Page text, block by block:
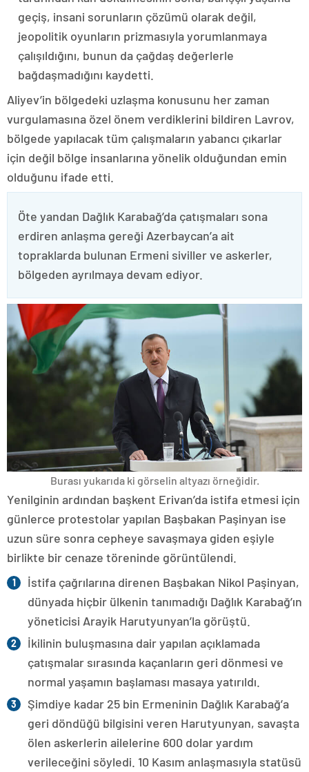
geçiş, insani sorunların çözümü olarak değil,
jeopolitik oyunların prizmasıyla yorumlanmaya
çalışıldığını, bunun da çağdaş değerlerle
bağdaşmadığını kaydetti.
Aliyev’in bölgedeki uzlaşma konusunu her zaman
vurgulamasına özel önem verdiklerini bildiren Lavrov,
bölgede yapılacak tüm çalışmaların yabancı çıkarlar
için değil bölge insanlarına yönelik olduğundan emin
olduğunu ifade etti.
Öte yandan Dağlık Karabağ’da çatışmaları sona
erdiren anlaşma gereği Azerbaycan’a ait
topraklarda bulunan Ermeni siviller ve askerler,
bölgeden ayrılmaya devam ediyor.
Burası yukarıda ki görselin altyazı örneğidir.
Yenilginin ardından başkent Erivan’da istifa etmesi için
günlerce protestolar yapılan Başbakan Paşinyan ise
uzun süre sonra cepheye savaşmaya giden eşiyle
birlikte bir cenaze töreninde görüntülendi.
İstifa çağrılarına direnen Başbakan Nikol Paşinyan,
dünyada hiçbir ülkenin tanımadığı Dağlık Karabağ’ın
yöneticisi Arayik Harutyunyan’la görüştü.
İkilinin buluşmasına dair yapılan açıklamada
çatışmalar sırasında kaçanların geri dönmesi ve
normal yaşamın başlaması masaya yatırıldı.
Şimdiye kadar 25 bin Ermeninin Dağlık Karabağ’a
geri döndüğü bilgisini veren Harutyunyan, savaşta
ölen askerlerin ailelerine 600 dolar yardım
verileceğini söyledi. 10 Kasım anlaşmasıyla statüsü